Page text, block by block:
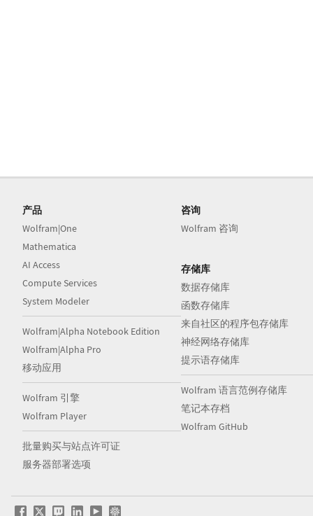
产品
Wolfram|One
Mathematica
AI Access
Compute Services
System Modeler
Wolfram|Alpha Notebook Edition
Wolfram|Alpha Pro
移动应用
Wolfram 引擎
Wolfram Player
批量购买与站点许可证
服务器部署选项
咨询
Wolfram 咨询
存储库
数据存储库
函数存储库
来自社区的程序包存储库
神经网络存储库
提示语存储库
Wolfram 语言范例存储库
笔记本存档
Wolfram GitHub